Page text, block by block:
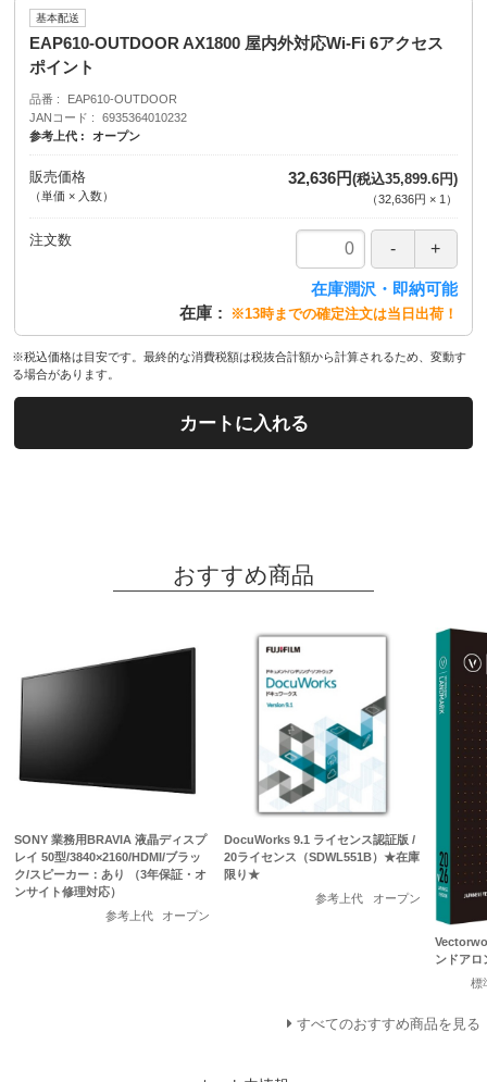
基本配送
EAP610-OUTDOOR AX1800 屋内外対応Wi-Fi 6アクセス
ポイント
品番
EAP610-OUTDOOR
JANコード
6935364010232
参考上代
オープン
販売価格
（単価 × 入数）
32,636円(税込35,899.6円)
（32,636円 × 1 ）
注文数
在庫
在庫潤沢・即納可能
※13時までの確定注文は当日出荷！
※税込価格は目安です。最終的な消費税額は税抜合計額から計算されるため、変動す
る場合があります。
カートに入れる
おすすめ商品
SONY 業務用BRAVIA 液晶ディスプ
レイ 50型/3840×2160/HDMI/ブラッ
ク/スピーカー：あり （3年保証・オ
ンサイト修理対応）
参考上代
オープン
DocuWorks 9.1 ライセンス認証版 /
20ライセンス（SDWL551B）★在庫
限り★
参考上代
オープン
ンドアロ
標
すべてのおすすめ商品を見る